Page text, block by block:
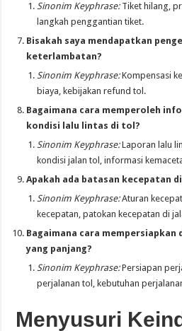
Sinonim Keyphrase:Tiket hilang,
langkah penggantian tiket.
Bisakah saya mendapatkan
keterlambatan?
Sinonim Keyphrase:Kompensasi
biaya, kebijakan refund tol.
Bagaimana cara memperoleh
kondisi lalu lintas di tol?
Sinonim Keyphrase:Laporan lalu
kondisi jalan tol, informasi
Apakah ada batasan kecepatan
Sinonim Keyphrase:Aturan
kecepatan, patokan kecepatan di
Bagaimana cara
yang panjang?
Sinonim Keyphrase:Persiapan
perjalanan tol, kebutuhan
Menyusuri